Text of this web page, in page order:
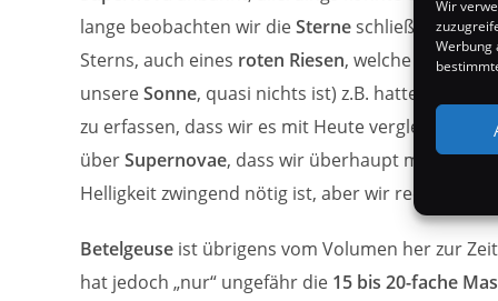
Wir
Werbung
lange beobachten wir dieSterneschließlich noch
Sterns, auch eines roten Riesen, welche mit „nur“
unsereSonne, quasi nichts ist) z.B. hatten wir
zu erfassen, dass wir es mit Heute vergleichen
überSupernovae, dass wir überhaupt mit
Helligkeit zwingend nötig ist, aber wir rechnen
Betelgeuse ist übrigens vom Volumen her zur
hat jedoch „nur“ ungefähr die 15 bis 20-fache